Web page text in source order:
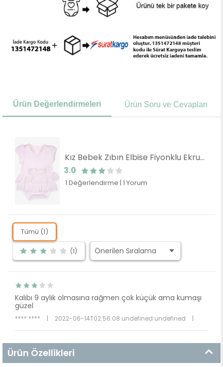
Ürün Değerlendirmeleri Ürün Soru ve Cevapları
Kız Bebek Zıbın Elbise Fiyonklu Ekru (6 Ay)
3.0
1 Değerlendirme | 1 Yorum
Tümü (1)
(1)
Kalıbı 9 aylık olmasına rağmen çok küçük ama kumaşı
güzel
**** **** | 2022-06-14T02:56:08 undefined undefined |
Ürün Özellikleri